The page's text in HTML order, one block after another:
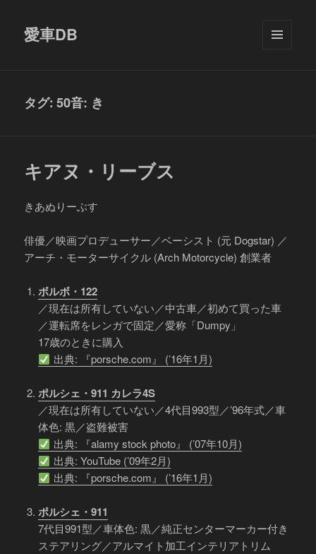
愛車DB
タグ:50音: き
キアヌ・リーブス
きあぬりーぶす
俳優／映画プロデューサー／ベーシスト (元 Dogstar) ／
アーチ・モーターサイクル (Arch Motorcycle) 創業者
ボルボ・122
／現在は所有していない／中古車／初めて買った車
／運転席をレンガで固定／愛称「Dumpy」
17歳のときに購入
出典: 『porsche.com』 (’16年1月)
ポルシェ・911 カレラ4S
／現在は所有していない／4代目993型／’96年式／車
体色: 黒／盗難被害
出典: 『alamy stock photo』 (’07年10月)
出典: YouTube (’09年2月)
出典: 『porsche.com』 (’16年1月)
ポルシェ・911
7代目991型／車体色: 黒／純正センターマーカー付き
ステアリング／アルマイト加工インテリアトリム